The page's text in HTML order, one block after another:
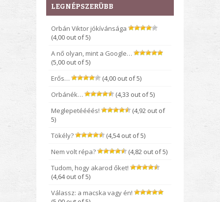
LEGNÉPSZERÜBB
Orbán Viktor jókívánsága
(4,00 out of 5)
A nő olyan, mint a Google…
(5,00 out of 5)
Erős…
(4,00 out of 5)
Orbánék…
(4,33 out of 5)
Meglepetéééés!
(4,92 out of
5)
Tökély?
(4,54 out of 5)
Nem volt répa?
(4,82 out of 5)
Tudom, hogy akarod őket!
(4,64 out of 5)
Válassz: a macska vagy én!